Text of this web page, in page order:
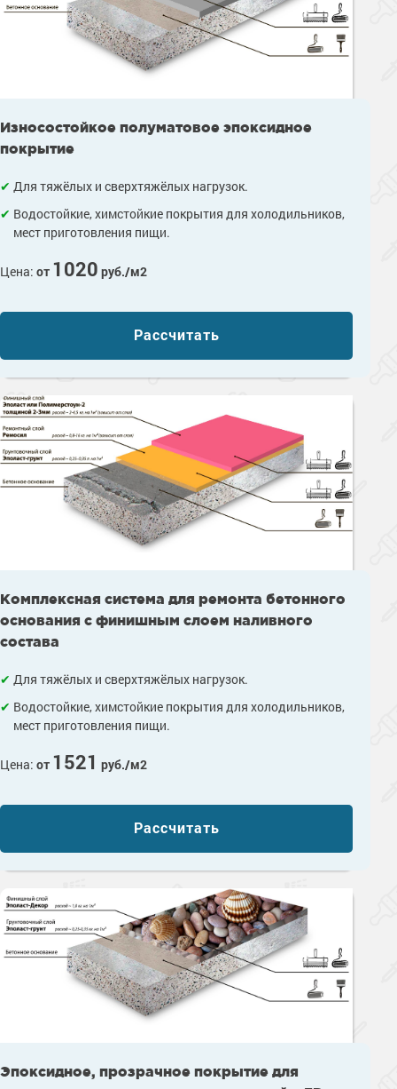
Износостойкое полуматовое эпоксидное
покрытие
Для тяжёлых и сверхтяжёлых нагрузок.
Водостойкие, химстойкие покрытия для холодильников,
мест приготовления пищи.
Цена: от 1020 руб./м2
Рассчитать
Комплексная система для ремонта бетонного
основания с финишным слоем наливного
состава
Для тяжёлых и сверхтяжёлых нагрузок.
Водостойкие, химстойкие покрытия для холодильников,
мест приготовления пищи.
Цена: от 1521 руб./м2
Рассчитать
Эпоксидное, прозрачное покрытие для